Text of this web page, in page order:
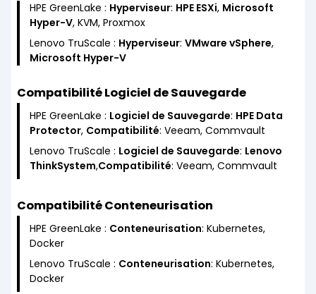
HPE GreenLake : Hyperviseur: HPE ESXi, Microsoft
Hyper-V, KVM, Proxmox
Lenovo TruScale : Hyperviseur: VMware vSphere,
Microsoft Hyper-V
Compatibilité Logiciel de Sauvegarde
HPE GreenLake : Logiciel de Sauvegarde: HPE Data
Protector, Compatibilité: Veeam, Commvault
Lenovo TruScale : Logiciel de Sauvegarde: Lenovo
ThinkSystem,Compatibilité: Veeam, Commvault
Compatibilité Conteneurisation
HPE GreenLake : Conteneurisation: Kubernetes,
Docker
Lenovo TruScale : Conteneurisation: Kubernetes,
Docker